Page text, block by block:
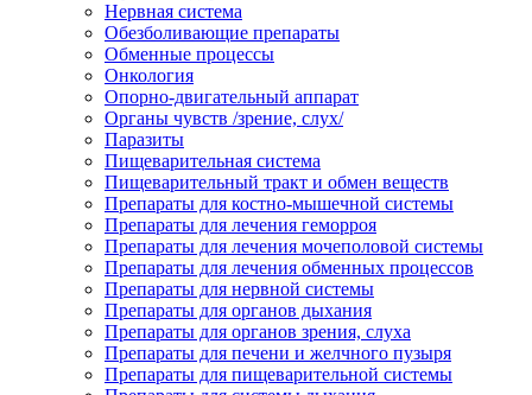
Нервная система
Обезболивающие препараты
Обменные процессы
Онкология
Опорно-двигательный аппарат
Органы чувств /зрение, слух/
Паразиты
Пищеварительная система
Пищеварительный тракт и обмен веществ
Препараты для костно-мышечной системы
Препараты для лечения геморроя
Препараты для лечения мочеполовой системы
Препараты для лечения обменных процессов
Препараты для нервной системы
Препараты для органов дыхания
Препараты для органов зрения, слуха
Препараты для печени и желчного пузыря
Препараты для пищеварительной системы